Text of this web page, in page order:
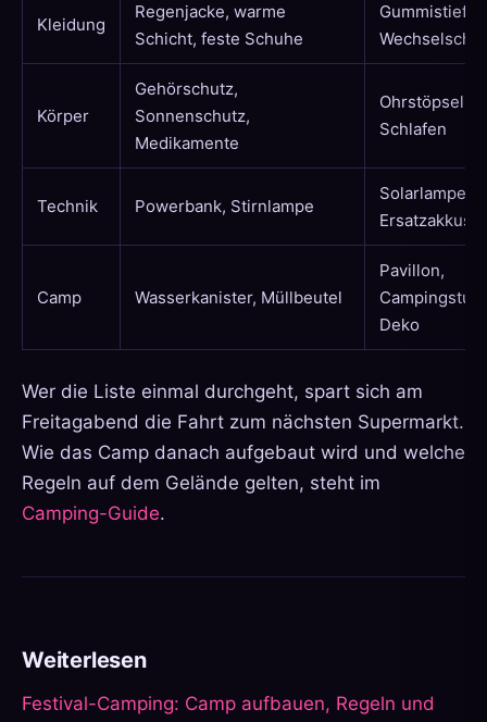
Kleidung
Regenjacke, warme
Schicht, feste Schuhe
Gummistiefel,
Körper
Gehörschutz,
Sonnenschutz,
Medikamente
Ohrstöpsel
Schlafen
Technik Powerbank, Stirnlampe
Solarlampe,
Ersatzakkus
Camp Wasserkanister, Müllbeutel
Pavillon,
Deko
Wer die Liste einmal durchgeht, spart sich am
Freitagabend die Fahrt zum nächsten Supermarkt.
Wie das Camp danach aufgebaut wird und welche
Regeln auf dem Gelände gelten, steht im
Camping-Guide.
Weiterlesen
Festival-Camping: Camp aufbauen, Regeln und